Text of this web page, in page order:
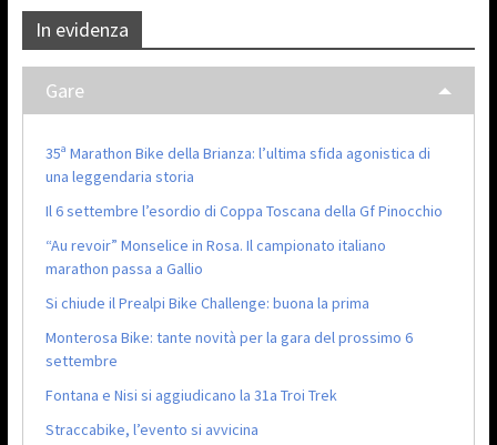
In evidenza
Gare
35ª Marathon Bike della Brianza: l’ultima sfida agonistica di
una leggendaria storia
Il 6 settembre l’esordio di Coppa Toscana della Gf Pinocchio
“Au revoir” Monselice in Rosa. Il campionato italiano
marathon passa a Gallio
Si chiude il Prealpi Bike Challenge: buona la prima
Monterosa Bike: tante novità per la gara del prossimo 6
settembre
Fontana e Nisi si aggiudicano la 31a Troi Trek
Straccabike, l’evento si avvicina